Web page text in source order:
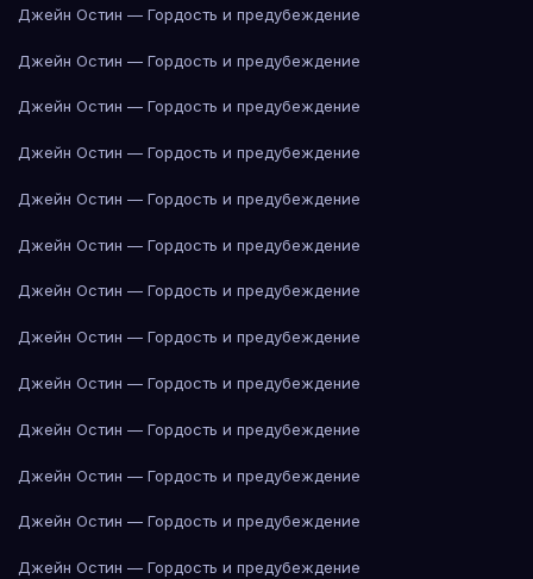
Джейн Остин — Гордость и предубеждение
Джейн Остин — Гордость и предубеждение
Джейн Остин — Гордость и предубеждение
Джейн Остин — Гордость и предубеждение
Джейн Остин — Гордость и предубеждение
Джейн Остин — Гордость и предубеждение
Джейн Остин — Гордость и предубеждение
Джейн Остин — Гордость и предубеждение
Джейн Остин — Гордость и предубеждение
Джейн Остин — Гордость и предубеждение
Джейн Остин — Гордость и предубеждение
Джейн Остин — Гордость и предубеждение
Джейн Остин — Гордость и предубеждение